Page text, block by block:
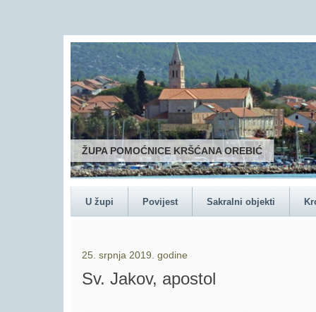
ŽUPA POMOĆNICE KRŠĆANA OREBIĆ
U župi Povijest Sakralni objekti
25. srpnja 2019. godine
Sv. Jakov, apostol